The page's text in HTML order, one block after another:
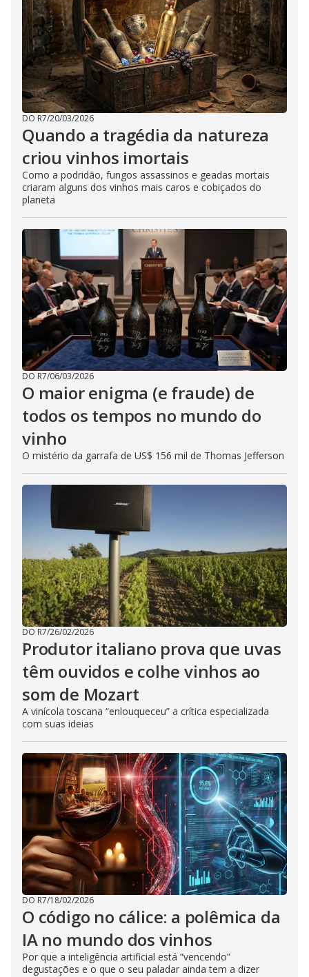
DO R7/20/03/2026
Quando a tragédia da natureza
criou vinhos imortais
Como a podridão, fungos assassinos e geadas mortais
criaram alguns dos vinhos mais caros e cobiçados do
planeta
DO R7/06/03/2026
O maior enigma (e fraude) de
todos os tempos no mundo do
vinho
O mistério da garrafa de US$ 156 mil de Thomas Jefferson
DO R7/26/02/2026
Produtor italiano prova que uvas
têm ouvidos e colhe vinhos ao
som de Mozart
A vinícola toscana “enlouqueceu” a crítica especializada
com suas ideias
DO R7/18/02/2026
O código no cálice: a polêmica da
IA no mundo dos vinhos
Por que a inteligência artificial está “vencendo”
degustações e o que o seu paladar ainda tem a dizer